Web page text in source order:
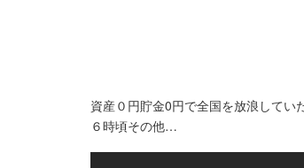
資産０円貯金0円で全国を放浪して
６時頃その他…